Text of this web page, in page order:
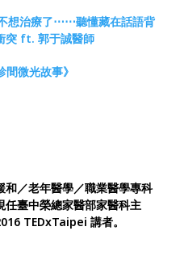
想治療了⋯⋯聽懂藏在話語背
突 ft. 郭于誠醫師
間微光故事》
和／老年醫學／職業醫學專科
任臺中榮總家醫部家醫科主
TEDxTaipei 講者。